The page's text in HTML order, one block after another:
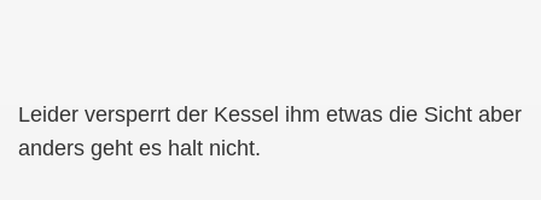
Leider versperrt der Kessel ihm etwas die Sicht aber
anders geht es halt nicht.